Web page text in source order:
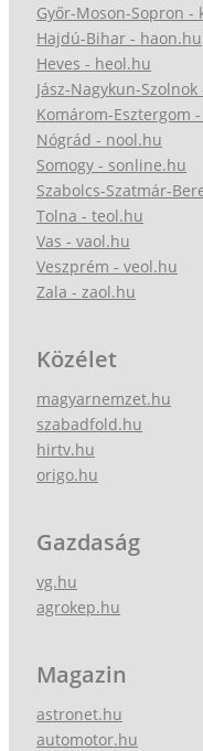
Győr-Moson-Sopron -
Hajdú-Bihar - haon.hu
Heves - heol.hu
Jász-Nagykun-
Komárom-Esztergom
Nógrád - nool.hu
Somogy - sonline.hu
Szabolcs-Szatmár-
Tolna - teol.hu
Vas - vaol.hu
Veszprém - veol.hu
Zala - zaol.hu
Közélet
magyarnemzet.hu
szabadfold.hu
hirtv.hu
origo.hu
Gazdaság
vg.hu
agrokep.hu
Magazin
astronet.hu
automotor.hu